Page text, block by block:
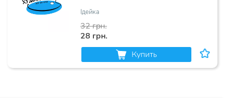
Ідейка
32 грн.
28 грн.
Купить